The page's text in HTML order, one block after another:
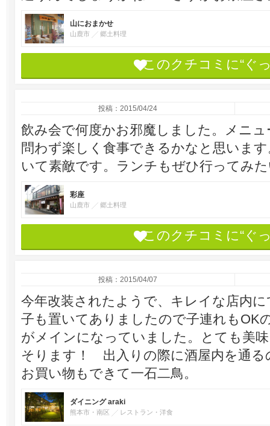
山におまかせ
山鹿市 郷土料理
このクチコミに“ぐ
投稿：2015/04/24
飲み会で何度かお邪魔しました。メニ
問わず楽しく食事できるかなと思いま
いて素敵です。ランチもぜひ行ってみ
彩座
山鹿市 郷土料理
このクチコミに“ぐ
投稿：2015/04/07
今年改装されたようで、キレイな店内
子も置いてありましたので子連れもOK
がメインになっていました。とても美
そります！ 出入りの際に酒屋内を通る
お買い物もできて一石二鳥。
ダイニング araki
熊本市・南区 レストラン・洋食